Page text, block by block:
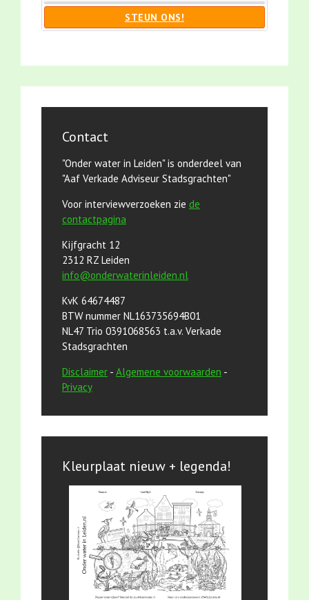
STEUN ONS!
Contact
"Onder water in Leiden" is onderdeel van
"Aaf Verkade Adviseur Stadsgrachten"
Voor interviewverzoeken zie de
contactpagina
Kijfgracht 12
2312 RZ Leiden
info@onderwaterinleiden.nl
KvK 64674487
BTW nummer NL163735694B01
NL47 Trio 0391068563 t.a.v. Verkade
Stadsgrachten
Disclaimer - Algemene voorwaarden -
Privacy
Kleurplaat nieuw + legenda!